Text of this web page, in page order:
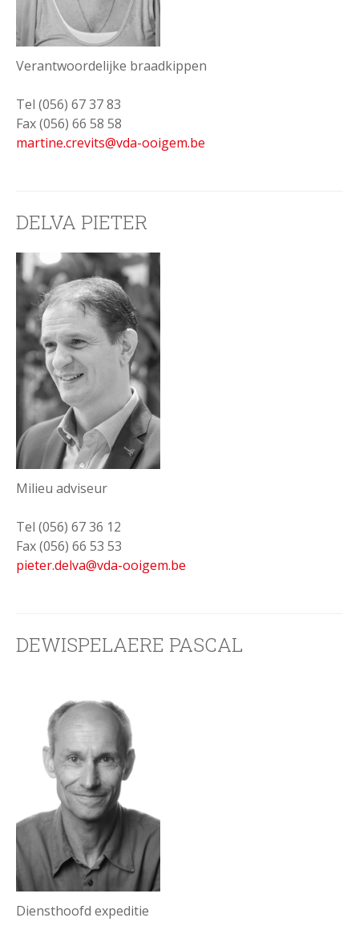
Verantwoordelijke braadkippen
Tel (056) 67 37 83
Fax (056) 66 58 58
martine.crevits@vda-ooigem.be
DELVA PIETER
Milieu adviseur
Tel (056) 67 36 12
Fax (056) 66 53 53
pieter.delva@vda-ooigem.be
DEWISPELAERE PASCAL
Diensthoofd expeditie